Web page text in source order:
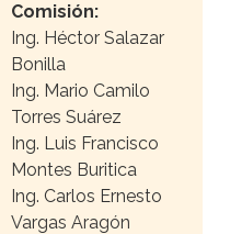
Comisión:
Ing. Héctor Salazar
Bonilla
Ing. Mario Camilo
Torres Suárez
Ing. Luis Francisco
Montes Buritica
Ing. Carlos Ernesto
Vargas Aragón